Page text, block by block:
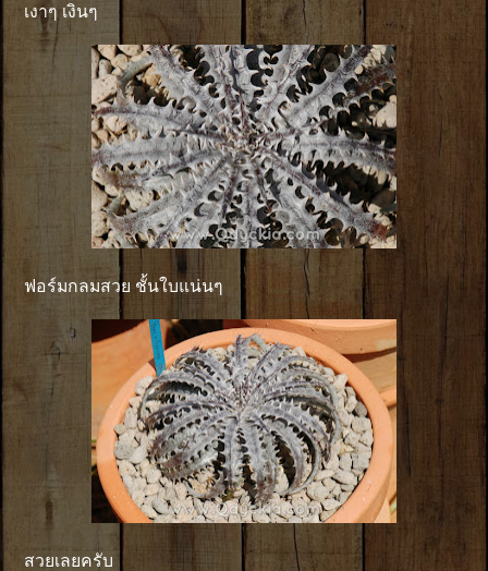
เงาๆ เงินๆ
ฟอร์มกลมสวย ชั้นใบแน่นๆ
สวยเลยครับ